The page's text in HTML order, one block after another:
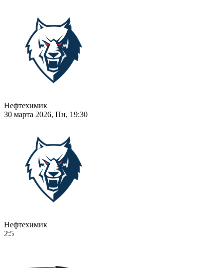
Нефтехимик
30 марта 2026, Пн, 19:30
Нефтехимик
2:5